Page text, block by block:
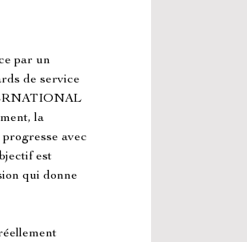
par un
de service
la
avec
est
qui donne